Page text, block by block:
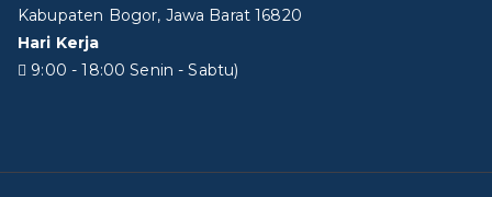
Kabupaten Bogor, Jawa Barat 16820
Hari Kerja
9:00 - 18:00 Senin - Sabtu)